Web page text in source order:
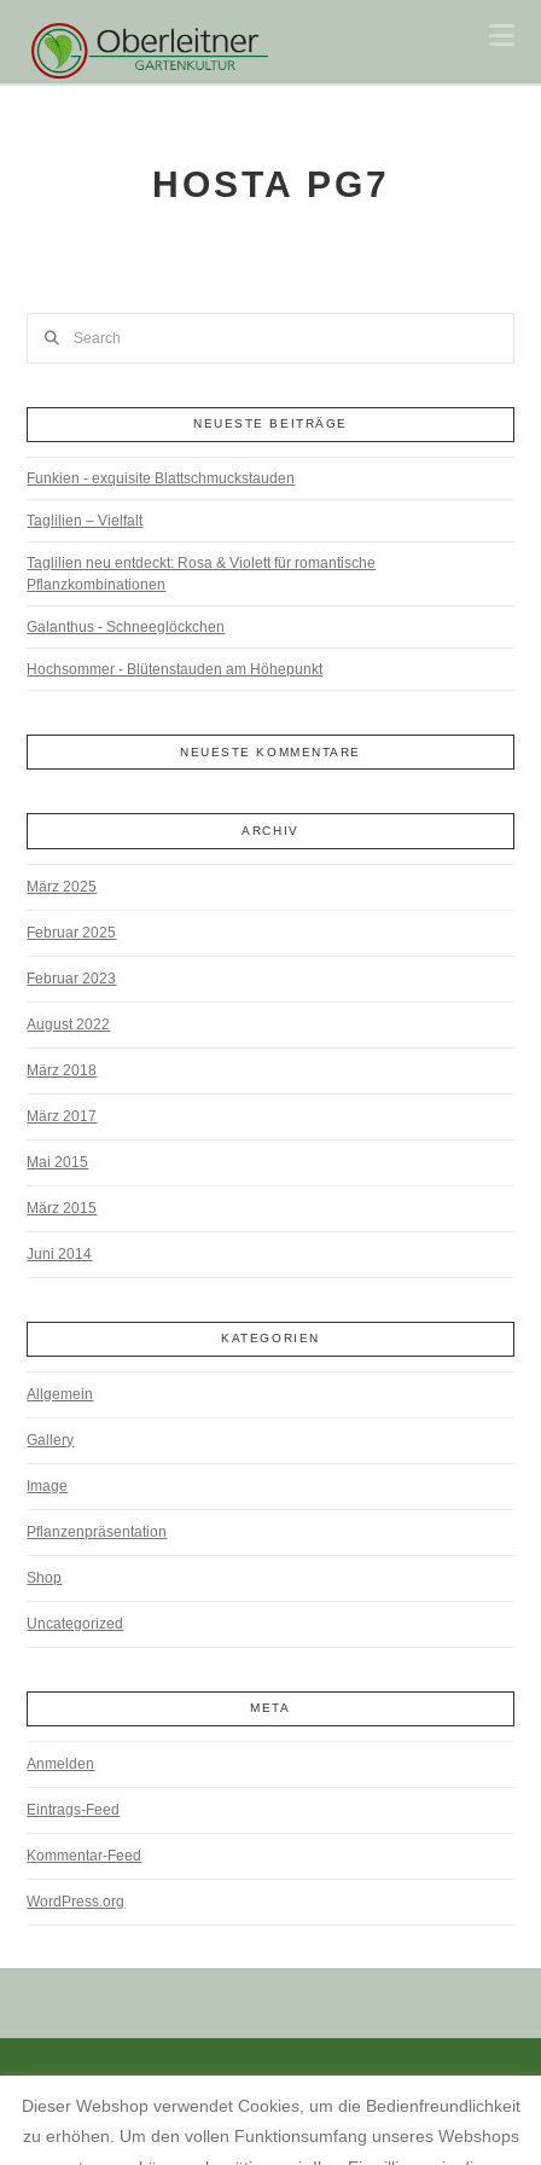
HOSTA PG7
NEUESTE BEITRÄGE
Funkien - exquisite Blattschmuckstauden
Taglilien – Vielfalt
Taglilien neu entdeckt: Rosa & Violett für romantische
Pflanzkombinationen
Galanthus - Schneeglöckchen
Hochsommer - Blütenstauden am Höhepunkt
NEUESTE KOMMENTARE
ARCHIV
März 2025
Februar 2025
Februar 2023
August 2022
März 2018
März 2017
Mai 2015
März 2015
Juni 2014
KATEGORIEN
Allgemein
Gallery
Image
Pflanzenpräsentation
Shop
Uncategorized
META
Anmelden
Eintrags-Feed
Kommentar-Feed
WordPress.org
KONTAKT, ÖFFNUNGSZEITEN UND ANFAHRTSBESCHREIBUNG
Dieser Webshop verwendet Cookies, um die Bedienfreundlichkeit
zu erhöhen. Um den vollen Funktionsumfang unseres Webshops